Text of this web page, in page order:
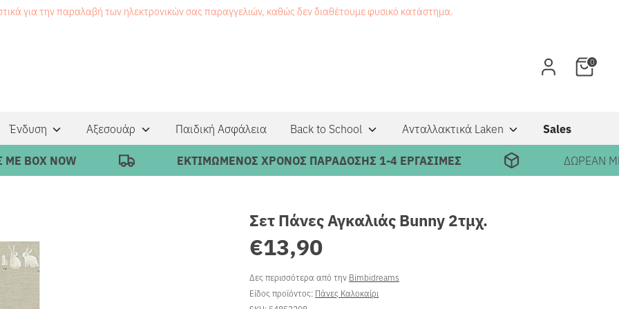
για την παραλαβή των ηλεκτρονικών σας παραγγελιών, καθώς δεν διαθέτουμε φυσικό κατάστημα.
0
Ένδυση Αξεσουάρ Παιδική Ασφάλεια Back to School Ανταλλακτικά Laken Sales
NOW ΕΚΤΙΜΩΜΕΝΟΣ ΧΡΟΝΟΣ ΠΑΡΑΔΟΣΗΣ 1-4 ΕΡΓΑΣΙΜΕΣ ΔΩΡΕΑΝ
Σετ Πάνες Αγκαλιάς Bunny 2τμχ.
€13,90
Δες περισσότερα από την Bimbidreams
Είδος προϊόντος: Πάνες Καλοκαίρι